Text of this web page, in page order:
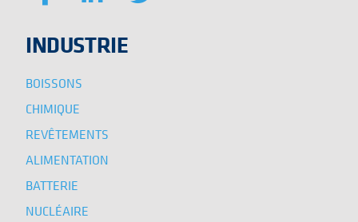
INDUSTRIE
BOISSONS
CHIMIQUE
REVÊTEMENTS
ALIMENTATION
BATTERIE
NUCLÉAIRE